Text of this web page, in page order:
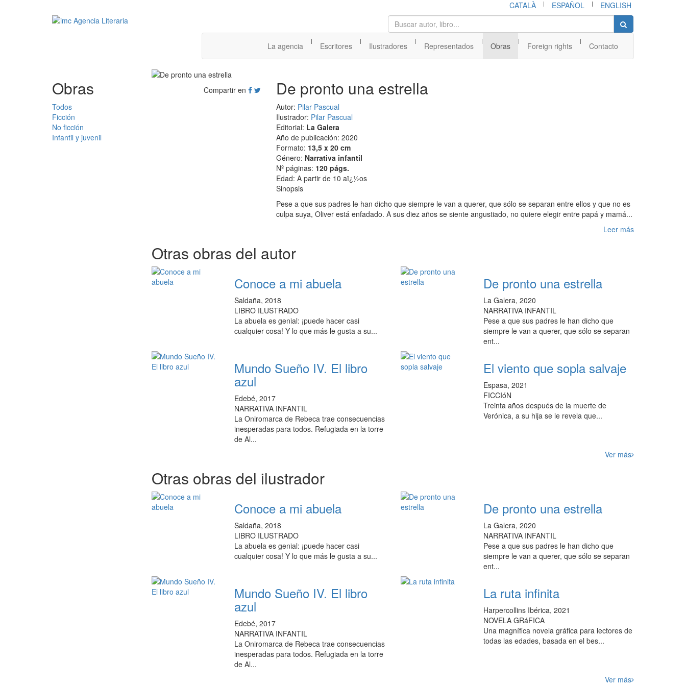
CATALÀ | ESPAÑOL | ENGLISH
La agencia
|
Escritores
|
Ilustradores
|
Representados
|
Obras
|
Foreign rights
|
Contacto
Obras
Todos
Ficción
No ficción
Infantil y juvenil
Compartir en De pronto una estrella
Autor: Pilar Pascual
Ilustrador: Pilar Pascual
Editorial: La Galera
Año de publicación: 2020
Formato: 13,5 x 20 cm
Género: Narrativa infantil
Nº páginas: 120 págs.
Edad: A partir de 10 aï¿½os
Sinopsis
Pese a que sus padres le han dicho que siempre le van a querer, que sólo se separan entre ellos y que no es
culpa suya, Oliver está enfadado. A sus diez años se siente angustiado, no quiere elegir entre papá y mamá...
Leer más
Otras obras del autor
Conoce a mi abuela
Saldaña, 2018
LIBRO ILUSTRADO
La abuela es genial: ¡puede hacer casi
cualquier cosa! Y lo que más le gusta a su...
De pronto una estrella
La Galera, 2020
NARRATIVA INFANTIL
Pese a que sus padres le han dicho que
siempre le van a querer, que sólo se separan
ent...
Mundo Sueño IV. El libro
azul
Edebé, 2017
NARRATIVA INFANTIL
La Oniromarca de Rebeca trae consecuencias
inesperadas para todos. Refugiada en la torre
de Al...
El viento que sopla salvaje
Espasa, 2021
FICCIóN
Treinta años después de la muerte de
Verónica, a su hija se le revela que...
Ver más
Otras obras del ilustrador
Conoce a mi abuela
Saldaña, 2018
LIBRO ILUSTRADO
La abuela es genial: ¡puede hacer casi
cualquier cosa! Y lo que más le gusta a su...
De pronto una estrella
La Galera, 2020
NARRATIVA INFANTIL
Pese a que sus padres le han dicho que
siempre le van a querer, que sólo se separan
ent...
Mundo Sueño IV. El libro
azul
Edebé, 2017
NARRATIVA INFANTIL
La Oniromarca de Rebeca trae consecuencias
inesperadas para todos. Refugiada en la torre
de Al...
La ruta infinita
Harpercollins Ibérica, 2021
NOVELA GRáFICA
Una magnífica novela gráfica para lectores de
todas las edades, basada en el bes...
Ver más